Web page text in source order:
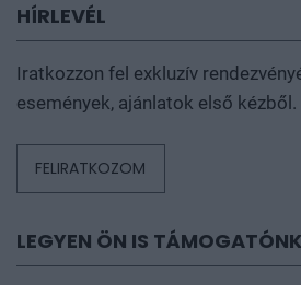
HÍRLEVÉL
Iratkozzon fel exkluzív
események, ajánlatok első kézből.
FELIRATKOZOM
LEGYEN ÖN IS TÁMOGATÓNK